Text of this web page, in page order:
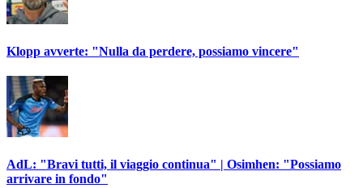
Klopp avverte: "Nulla da perdere, possiamo vincere"
AdL: "Bravi tutti, il viaggio continua" | Osimhen: "Possiamo
arrivare in fondo"